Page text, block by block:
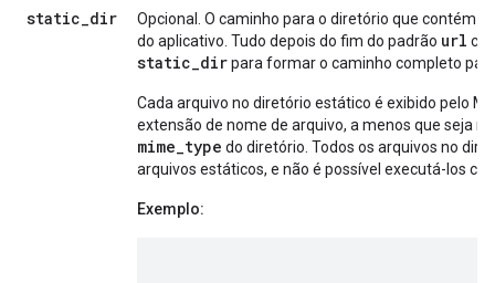
static_dir
Opcional. O caminho para o diretório que contém
do aplicativo. Tudo depois do fim do padrão url
static_dirpara formar o caminho completo
Cada arquivo no diretório estático é exibido pelo
extensão de nome de arquivo, a menos que seja
mime_type do diretório. Todos os arquivos no
arquivos estáticos, e não é possível executá-los
Exemplo: